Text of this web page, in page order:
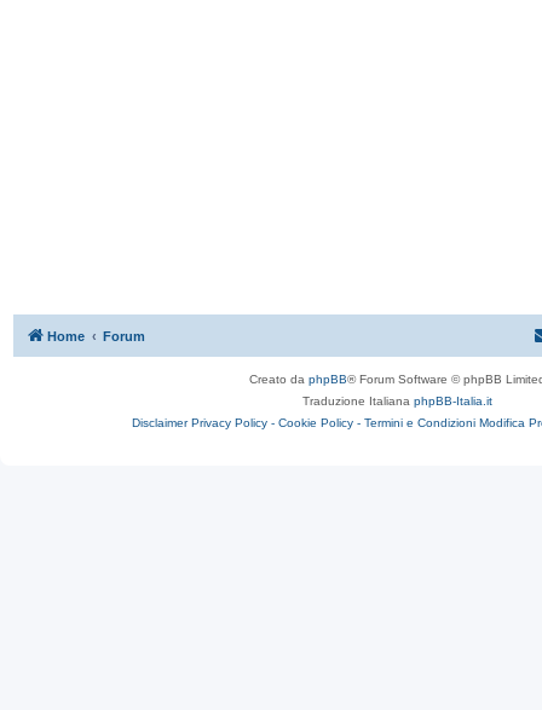
Home Forum
Creato da phpBB® Forum Software © phpBB
Traduzione Italiana phpBB-Italia.it
Disclaimer Privacy Policy - Cookie Policy - Termini e Condizioni Modifica